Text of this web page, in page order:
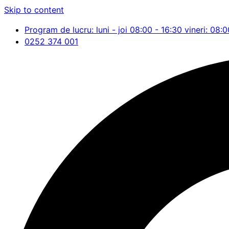
Skip to content
Program de lucru: luni - joi 08:00 - 16:30 vineri:
0252 374 001